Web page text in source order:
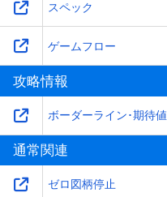
スペック
ゲームフロー
攻略情報
ボーダーライン･期待値
通常関連
ゼロ図柄停止